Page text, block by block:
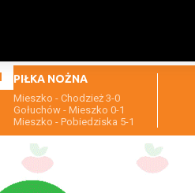
PIŁKA NOŻNA
Mieszko - Chodzież 3-0
Gołuchów - Mieszko 0-1
Mieszko - Pobiedziska 5-1